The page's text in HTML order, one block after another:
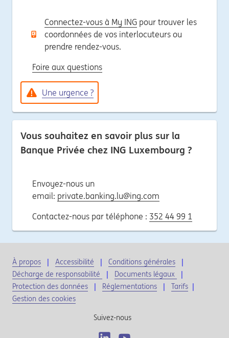
Connectez-vous à My ING pour trouver les
coordonnées de vos interlocuteurs ou
prendre rendez-vous.
Foire aux questions
Une urgence ?
Vous souhaitez en savoir plus sur la
Banque Privée chez ING Luxembourg ?
Envoyez-nous un
email: private.banking.lu@ing.com
Contactez-nous par téléphone : 352 44 99 1
À propos Accessibilité
Conditions générales
Décharge de responsabilité
Documents légaux
Protection des données
Réglementations Tarifs |
Gestion des cookies
Suivez-nous